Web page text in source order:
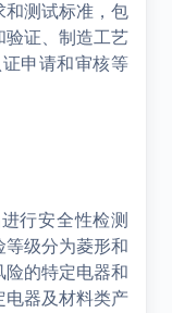
和测试标准，包
验证、制造工艺
申请和审核等
行安全性检测
等级分为菱形和
险的特定电器和
电器及材料类产